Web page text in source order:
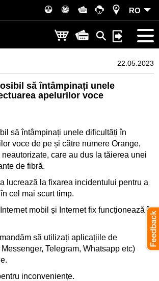
RO
22.05.2023
să întâmpinați unele
apelurilor voce
să întâmpinați unele dificultăți în
voce de pe și către numere Orange,
care au dus la tăierea unei
de fibră.
lucrează la fixarea incidentului pentru a
cel mai scurt timp.
mobil și Internet fix funcționează în
să utilizați aplicațiile de
Telegram, Whatsapp etc)
inconveniențe.